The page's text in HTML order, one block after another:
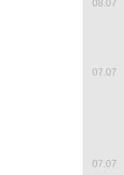
08.07
07.07
07.07